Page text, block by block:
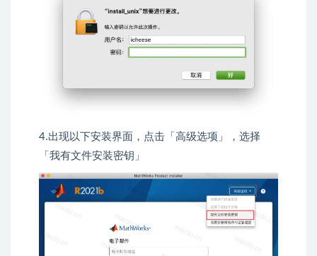
4.出现以下安装界面，点击「高级选项」，选择
「我有文件安装密钥」